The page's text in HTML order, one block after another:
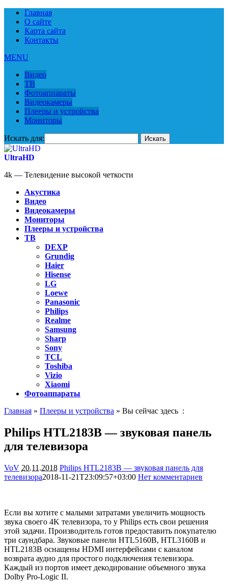
Главная
О сайте
Карта сайта
Контакты
MENU
Видео
ТВ
Фотоаппараты
Видеокамеры
Плееры и устройства
Мониторы
Искать для:
UltraHD
4k — Телевидение высокой четкости
Акустика
Видео
Видеокамеры
Мониторы
Плееры и устройства
ТВ
DEXP
Grundig
Haier
Hisense
LG
Loewe
Panasonic
Philips
Realme
Samsung
Sharp
Sony
TCL
Toshiba
Vizio
Xiaomi
Фотоаппараты
Главная » Плееры и устройства » Вы сейчас здесь :
Philips HTL2183B — звуковая панель
для телевизора
VoV 20.11.2018 Philips HTL2183B — звуковая панель для
телевизора2018-11-21T23:09:57+03:00 Нет комментариев
Если вы хотите с малыми затратами увеличить мощность
звука своего 4K телевизора, то у Philips есть свои решения
этой задачи. Производитель готов предоставить покупателю
три саундбара. Звуковые панели HTL5160B, HTL3160B и
HTL2183B оснащены HDMI интерфейсами с каналом
возврата аудио для простого подключения телевизора.
Каждый из портов имеет декодирование объемного звука
Dolby Pro-Logic II.